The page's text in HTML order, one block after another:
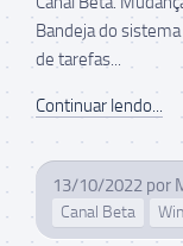
Bandeja do
de tarefas...
Continuar lendo...
13/10/2022 por
Canal Beta